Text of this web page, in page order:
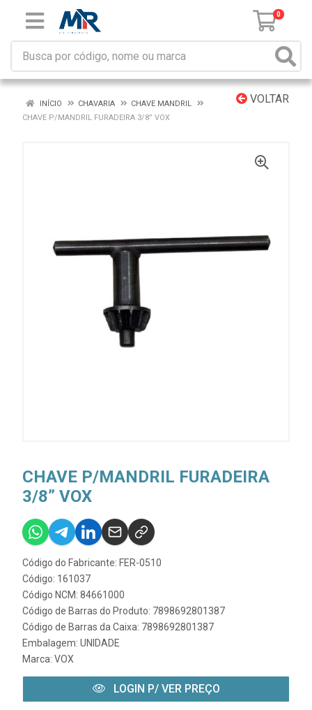
0
VOLTAR
INÍCIO CHAVARIA
CHAVE MANDRIL
CHAVE P/MANDRIL FURADEIRA 3/8” VOX
CHAVE P/MANDRIL FURADEIRA
3/8” VOX
Código do Fabricante: FER-0510
Código: 161037
Código NCM: 84661000
Código de Barras do Produto: 7898692801387
Código de Barras da Caixa: 7898692801387
Embalagem: UNIDADE
Marca: VOX
LOGIN P/ VER PREÇO